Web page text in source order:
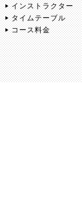
インストラクター
タイムテーブル
コース料金